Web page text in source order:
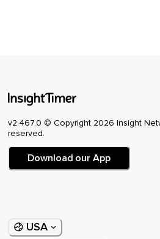
v2.467.0 © Copyright 2026 Insight
reserved.
Download our App
USA